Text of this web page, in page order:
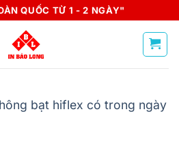
QUỐC TỪ 1 - 2 NGÀY"